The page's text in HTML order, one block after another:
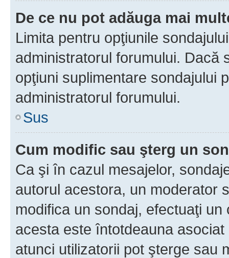
De ce nu pot adăuga mai
Limita pentru opţiunile
administratorul forumului. Dacă
opţiuni suplimentare sondajului
administratorul forumului.
Sus
Cum modific sau şterg un
Ca şi în cazul mesajelor,
autorul acestora, un moderator
modifica un sondaj, efectuaţi
acesta este întotdeauna
atunci utilizatorii pot şterge sau